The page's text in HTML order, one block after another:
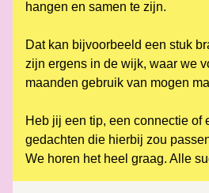
hangen en samen te zijn.
Dat kan bijvoorbeeld een stuk
zijn ergens in de wijk, waar we
maanden gebruik van mogen
Heb jij een tip, een connectie of
gedachten die hierbij zou
We horen het heel graag. Alle